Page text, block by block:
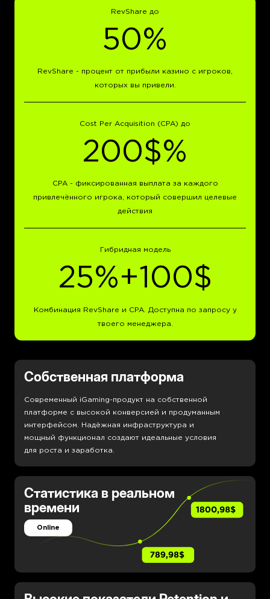
RevShare до
50%
RevShare - процент от прибыли казино с игроков,
которых вы привели.
Cost Per Acquisition (CPA) до
200$%
CPA - фиксированная выплата за каждого
привлечённого игрока, который совершил целевые
действия
Гибридная модель
25%+100$
Комбинация RevShare и CPA. Доступна по запросу у
твоего менеджера.
Статистика в реальном
времени
Online
Собственная платформа
Современный iGaming-продукт на собственной
платформе с высокой конверсией и продуманным
интерфейсом. Надёжная инфраструктура и
мощный функционал создают идеальные условия
для роста и заработка.